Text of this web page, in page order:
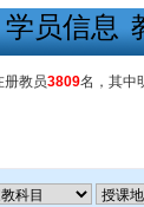
学员信息
册教员3809名，其中